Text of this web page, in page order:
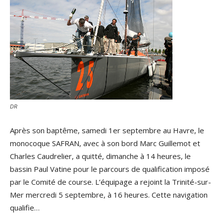
DR
Après son baptême, samedi 1er septembre au Havre, le
monocoque SAFRAN, avec à son bord Marc Guillemot et
Charles Caudrelier, a quitté, dimanche à 14 heures, le
bassin Paul Vatine pour le parcours de qualification imposé
par le Comité de course. L’équipage a rejoint la Trinité-sur-
Mer mercredi 5 septembre, à 16 heures. Cette navigation
qualifie…